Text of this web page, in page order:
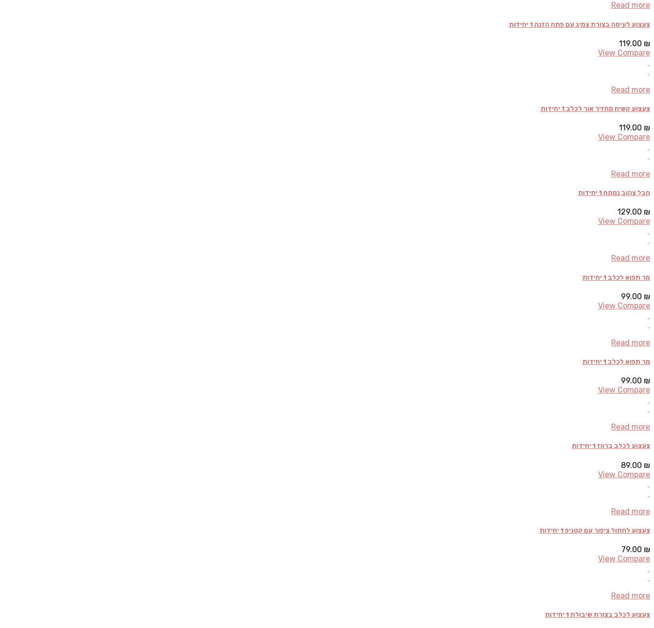
Read more
צעצוע לעיסה בצורת צמיג עם פתח הזנה 1 יחידות
119.00 ₪
View Compare
Read more
צעצוע קשיח מחזיר אור לכלב 1 יחידות
119.00 ₪
View Compare
Read more
חבל צהוב נמתח 1 יחידות
129.00 ₪
View Compare
Read more
מר תפוא לכלב 1 יחידות
99.00 ₪
View Compare
Read more
מר תפוא לכלב 1 יחידות
99.00 ₪
View Compare
Read more
צעצוע לכלב ברווז 1 יחידות
89.00 ₪
View Compare
Read more
צעצוע לחתול ציפור עם קטניפ 1 יחידות
79.00 ₪
View Compare
Read more
צעצוע לכלב בצורת שיבולת 1 יחידות